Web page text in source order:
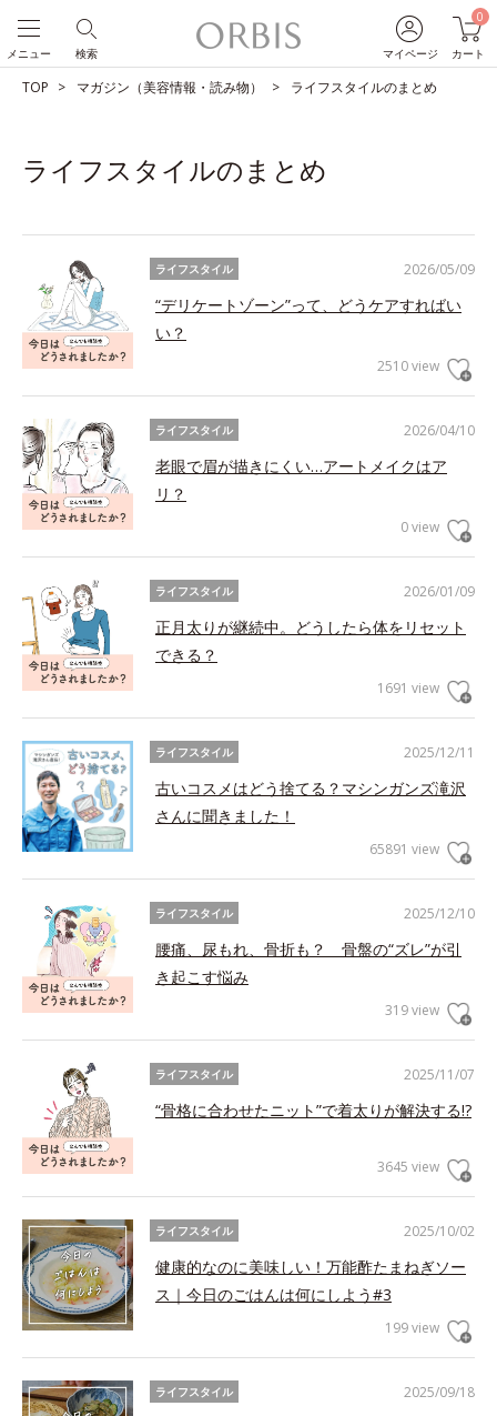
マイページ
0
カート
検索
メニュー
TOP マガジン（美容情報・読み物） ライフスタイルのまとめ
ライフスタイルのまとめ
2026/05/09
ライフスタイル
“デリケートゾーン”って、どうケアすればい
い？
2510 view
2026/04/10
ライフスタイル
老眼で眉が描きにくい…アートメイクはア
リ？
0 view
2026/01/09
ライフスタイル
正月太りが継続中。どうしたら体をリセット
できる？
1691 view
2025/12/11
ライフスタイル
古いコスメはどう捨てる？マシンガンズ滝沢
さんに聞きました！
65891 view
2025/12/10
ライフスタイル
腰痛、尿もれ、骨折も？ 骨盤の“ズレ”が引
き起こす悩み
319 view
2025/11/07
ライフスタイル
“骨格に合わせたニット”で着太りが解決する!?
3645 view
2025/10/02
ライフスタイル
健康的なのに美味しい！万能酢たまねぎソー
ス｜今日のごはんは何にしよう#3
199 view
2025/09/18
ライフスタイル